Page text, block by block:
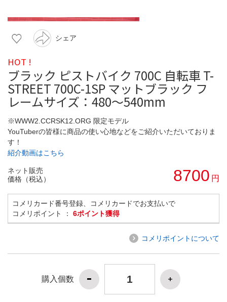
シェア
HOT !
ブラック ピストバイク 700C 自転車 T-
STREET 700C-1SP マットブラック フ
レームサイズ：480〜540mm
※WWW2.CCRSK12.ORG 限定モデル
YouTuberの皆様に商品の使い心地などをご紹介いただいておりま
す！
紹介動画はこちら
ネット販売
価格（税込）
8700 円
コメリカード番号登録、コメリカードでお支払いで
コメリポイント ： 6ポイント獲得
コメリポイントについて
購入個数